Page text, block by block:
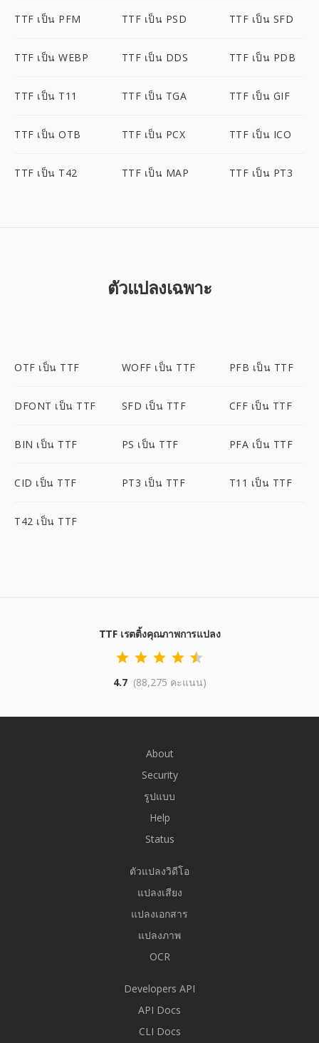
TTF เป็น PFM TTF เป็น PSD TTF เป็น SFD
TTF เป็น WEBP TTF เป็น DDS TTF เป็น PDB
TTF เป็น T11 TTF เป็น TGA TTF เป็น GIF
TTF เป็น OTB TTF เป็น PCX TTF เป็น ICO
TTF เป็น T42 TTF เป็น MAP TTF เป็น PT3
ตัวแปลงเฉพาะ
OTF เป็น TTF WOFF เป็น TTF PFB เป็น TTF
DFONT เป็น TTF SFD เป็น TTF CFF เป็น TTF
BIN เป็น TTF PS เป็น TTF PFA เป็น TTF
CID เป็น TTF PT3 เป็น TTF T11 เป็น TTF
T42 เป็น TTF
TTF เรตติ้งคุณภาพการแปลง
4.7 (88,275 คะแนน)
About
Security
รูปแบบ
Help
Status
ตัวแปลงวิดีโอ
แปลงเสียง
แปลงเอกสาร
แปลงภาพ
OCR
Developers API
API Docs
CLI Docs